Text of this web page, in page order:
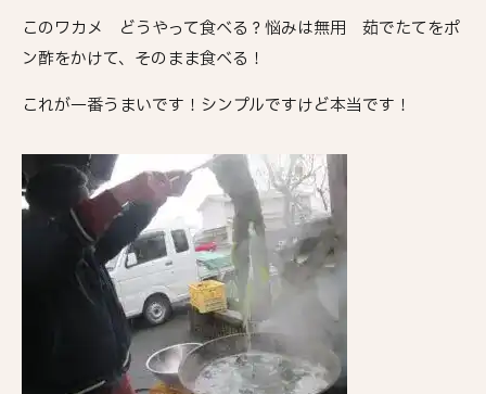
このワカメ どうやって食べる？悩みは無用 茹でたてをポ
ン酢をかけて、そのまま食べる！
これが一番うまいです！シンプルですけど本当です！